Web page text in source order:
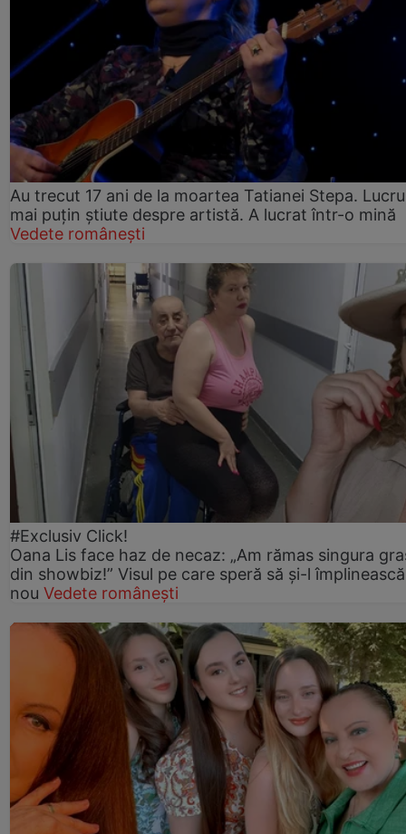
Au trecut 17 ani de la moartea Tatianei Stepa.
mai puțin știute despre artistă. A lucrat într-o mină
Vedete românești
#Exclusiv Click!
Oana Lis face haz de necaz: „Am rămas singura
din showbiz!” Visul pe care speră să și-l
nou Vedete românești